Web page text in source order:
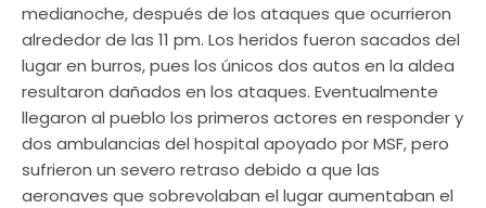
medianoche, después de los ataques que ocurrieron
alrededor de las 11 pm. Los heridos fueron sacados del
lugar en burros, pues los únicos dos autos en la aldea
resultaron dañados en los ataques. Eventualmente
llegaron al pueblo los primeros actores en responder y
dos ambulancias del hospital apoyado por MSF, pero
sufrieron un severo retraso debido a que las
aeronaves que sobrevolaban el lugar aumentaban el